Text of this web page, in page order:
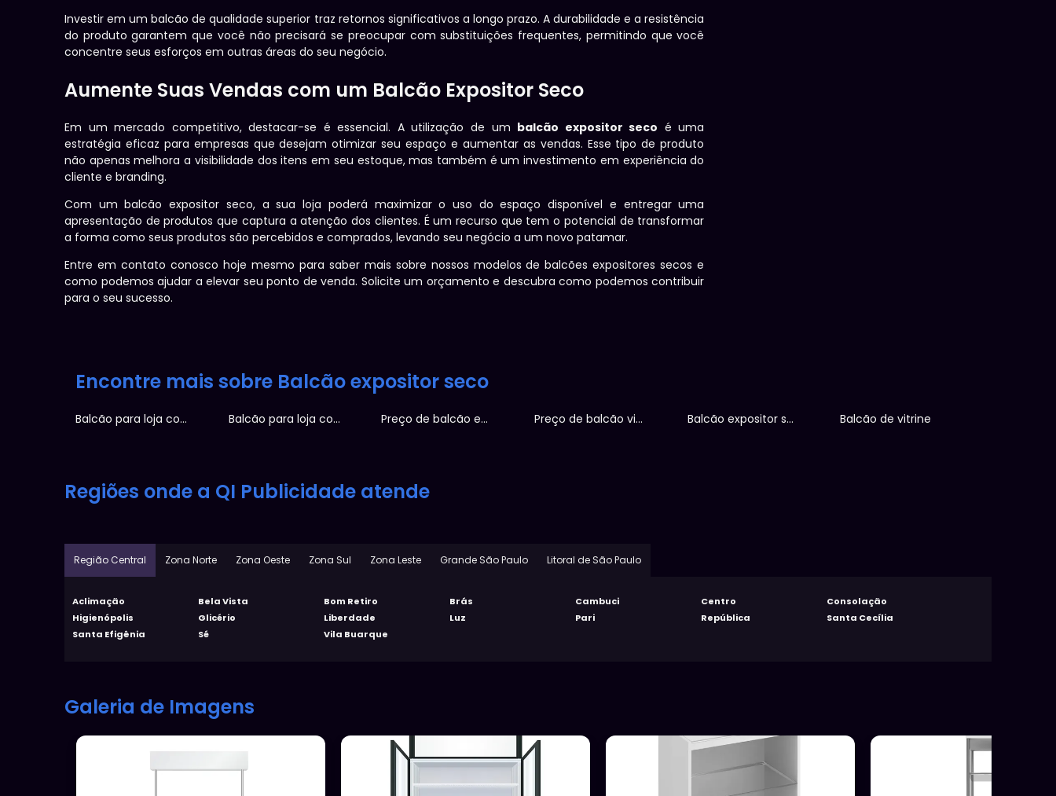
Investir em um balcão de qualidade superior traz retornos significativos a longo prazo. A durabilidade e a resistência
do produto garantem que você não precisará se preocupar com substituições frequentes, permitindo que você
concentre seus esforços em outras áreas do seu negócio.
Aumente Suas Vendas com um Balcão Expositor Seco
Em um mercado competitivo, destacar-se é essencial. A utilização de um balcão expositor seco é uma
estratégia eficaz para empresas que desejam otimizar seu espaço e aumentar as vendas. Esse tipo de produto
não apenas melhora a visibilidade dos itens em seu estoque, mas também é um investimento em experiência do
cliente e branding.
Com um balcão expositor seco, a sua loja poderá maximizar o uso do espaço disponível e entregar uma
apresentação de produtos que captura a atenção dos clientes. É um recurso que tem o potencial de transformar
a forma como seus produtos são percebidos e comprados, levando seu negócio a um novo patamar.
Entre em contato conosco hoje mesmo para saber mais sobre nossos modelos de balcões expositores secos e
como podemos ajudar a elevar seu ponto de venda. Solicite um orçamento e descubra como podemos contribuir
para o seu sucesso.
Encontre mais sobre Balcão expositor seco
Balcão para loja com expositor Balcão para loja com vitrine Preço de balcão expositor Preço de balcão vitrine Balcão expositor seco Balcão de vitrine
Regiões onde a QI Publicidade atende
Região Central Zona Norte Zona Oeste Zona Sul Zona Leste Grande São Paulo Litoral de São Paulo
Aclimação Bela Vista Bom Retiro Brás Cambuci Centro
Consolação
Higienópolis
Glicério Liberdade Luz Pari República
Santa Cecília
Santa Efigênia
Sé Vila Buarque
Galeria de Imagens